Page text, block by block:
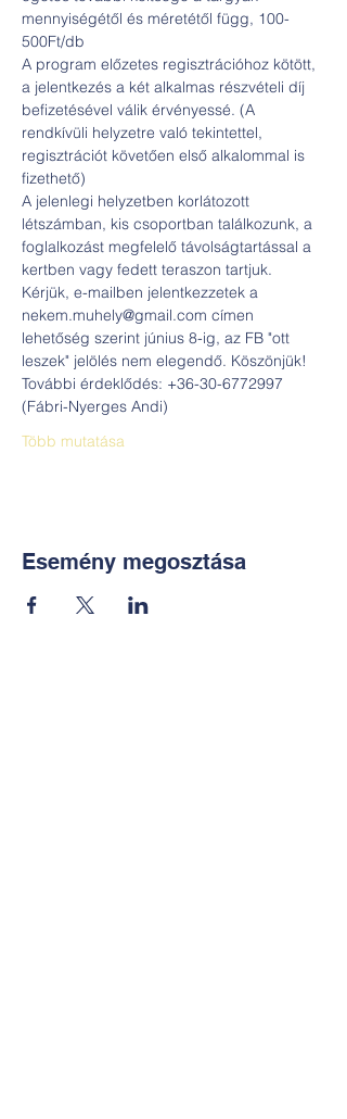
mennyiségétől és méretétől függ, 100-
500Ft/db
A program előzetes regisztrációhoz kötött,
a jelentkezés a két alkalmas részvételi díj
befizetésével válik érvényessé. (A
rendkívüli helyzetre való tekintettel,
regisztrációt követően első alkalommal is
fizethető)
A jelenlegi helyzetben korlátozott
létszámban, kis csoportban találkozunk, a
foglalkozást megfelelő távolságtartással a
kertben vagy fedett teraszon tartjuk.
Kérjük, e-mailben jelentkezzetek a
nekem.muhely@gmail.com címen
lehetőség szerint június 8-ig, az FB "ott
leszek" jelölés nem elegendő. Köszönjük!
További érdeklődés: +36-30-6772997
(Fábri-Nyerges Andi)
Több mutatása
Esemény megosztása